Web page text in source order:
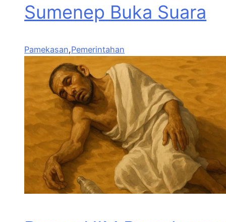
Sumenep Buka Suara
Pamekasan,Pemerintahan